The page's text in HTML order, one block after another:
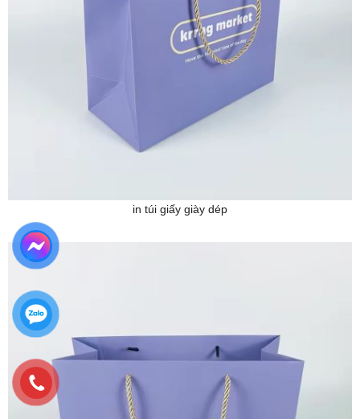
in túi giấy giày dép